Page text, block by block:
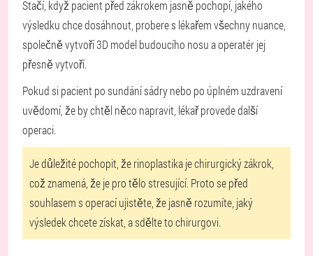
Stačí, když pacient před zákrokem jasně pochopí, jakého
výsledku chce dosáhnout, probere s lékařem všechny nuance,
společně vytvoří 3D model budoucího nosu a operatér jej
přesně vytvoří.
Pokud si pacient po sundání sádry nebo po úplném uzdravení
uvědomí, že by chtěl něco napravit, lékař provede další
operaci.
Je důležité pochopit, že rinoplastika je chirurgický zákrok,
což znamená, že je pro tělo stresující. Proto se před
souhlasem s operací ujistěte, že jasně rozumíte, jaký
výsledek chcete získat, a sdělte to chirurgovi.